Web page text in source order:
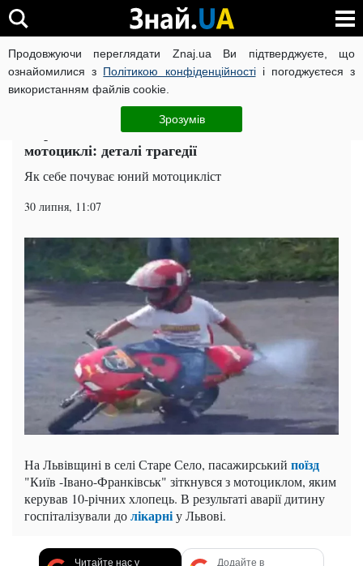
Продовжуючи переглядати Znaj.ua Ви підтверджуєте, що
ознайомилися з Політикою конфіденційностіі погоджуєтеся з
використанням файлів cookie.
Зрозумів
ВІЙНА РОСІЇ ПРОТИ УКРАЇНИ КОРОНАВІРУС В УКРАЇНІ
Суспільство ЧИТАТЬ НА РУССКОМ
10-річний хлопчик заїхав під поїзд на
мотоциклі: деталі трагедії
Як себе почуває юний мотоцикліст
30 липня, 11:07
На Львівщині в селі Старе Село, пасажирський поїзд
"Київ -Івано-Франківськ" зіткнувся з мотоциклом, яким
керував 10-річних хлопець. В результаті аварії дитину
госпіталізували долікарніу Львові.
Читайте нас у Додайте в